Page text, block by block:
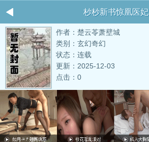
杪杪新书惊凰医妃
作者：楚云苓萧壁城
类别：玄幻奇幻
状态：连载
更新：2025-12-03
点击：0